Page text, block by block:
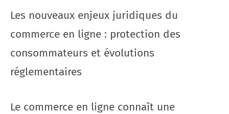
Les nouveaux enjeux juridiques du
commerce en ligne : protection des
consommateurs et évolutions
réglementaires
Le commerce en ligne connaît une